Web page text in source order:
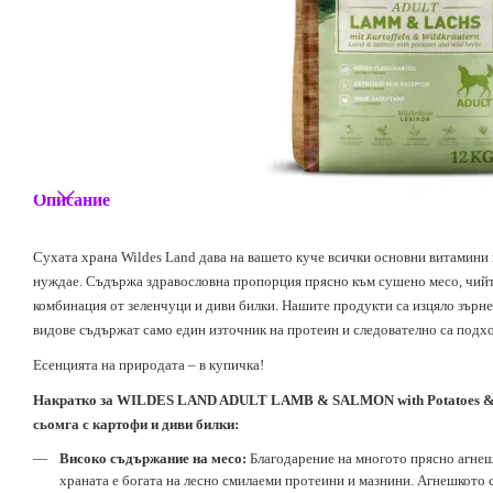
Описание
Сухата храна Wildes Land дава на вашето куче всички основни витамини
нуждае. Съдържа здравословна пропорция прясно към сушено месо,
комбинация от зеленчуци и диви билки. Нашите продукти са изцяло
видове съдържат само един източник на протеин и следователно са
Есенцията на природата – в купичка!
Накратко за WILDES LAND ADULT LAMB & SALMON with Potatoes
сьомга с картофи и диви билки:
Високо съдържание на месо: Благодарение на многото прясно
храната е богата на лесно смилаеми протеини и мазнини.